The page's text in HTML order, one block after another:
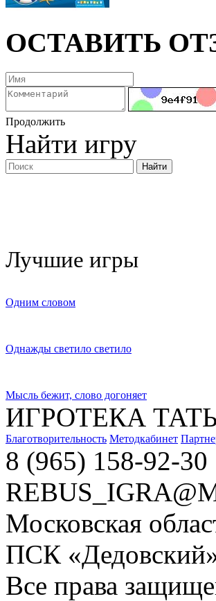
ОСТАВИТЬ
Продолжить
Найти игру
Лучшие игры
Одним словом
Однажды светило светило
Мысль бежит, слово догоняет
ИГРОТЕКА
Благотворительность Методкабинет
8 (965) 158-92-30
Московская
ПСК
Все права